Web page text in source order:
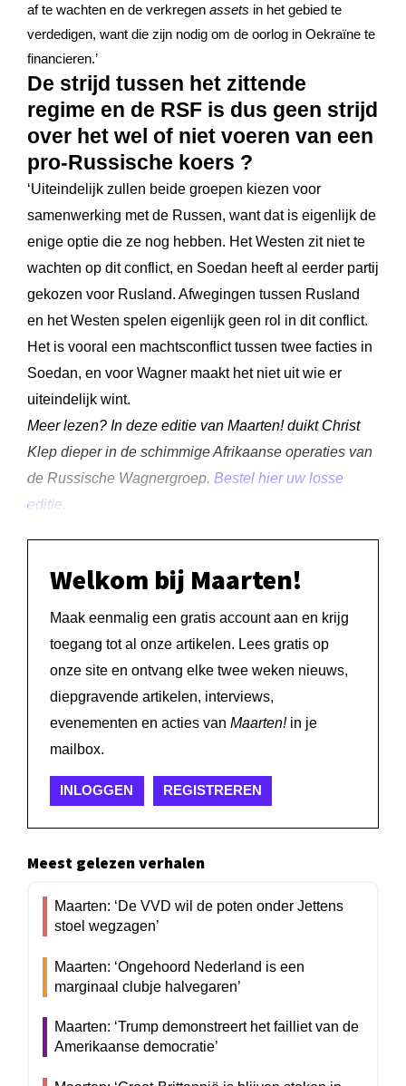
af te wachten en de verkregen assets in het gebied te
verdedigen, want die zijn nodig om de oorlog in Oekraïne te
financieren.’
De strijd tussen het zittende
regime en de RSF is dus geen strijd
over het wel of niet voeren van een
pro-Russische koers ?
‘Uiteindelijk zullen beide groepen kiezen voor
samenwerking met de Russen, want dat is eigenlijk de
enige optie die ze nog hebben. Het Westen zit niet te
wachten op dit conflict, en Soedan heeft al eerder partij
gekozen voor Rusland. Afwegingen tussen Rusland
en het Westen spelen eigenlijk geen rol in dit conflict.
Het is vooral een machtsconflict tussen twee facties in
Soedan, en voor Wagner maakt het niet uit wie er
uiteindelijk wint.
Meer lezen? In deze editie van Maarten! duikt Christ
Klep dieper in de schimmige Afrikaanse operaties van
de Russische Wagnergroep. Bestel hier uw losse
editie.
Welkom bij Maarten!
Maak eenmalig een gratis account aan en krijg
toegang tot al onze artikelen. Lees gratis op
onze site en ontvang elke twee weken nieuws,
diepgravende artikelen, interviews,
evenementen en acties van Maarten!in je
mailbox.
INLOGGEN REGISTREREN
Meest gelezen verhalen
Maarten: ‘De VVD wil de poten onder Jettens
stoel wegzagen’
Maarten: ‘Ongehoord Nederland is een
marginaal clubje halvegaren’
Maarten: ‘Trump demonstreert het failliet van de
Amerikaanse democratie’